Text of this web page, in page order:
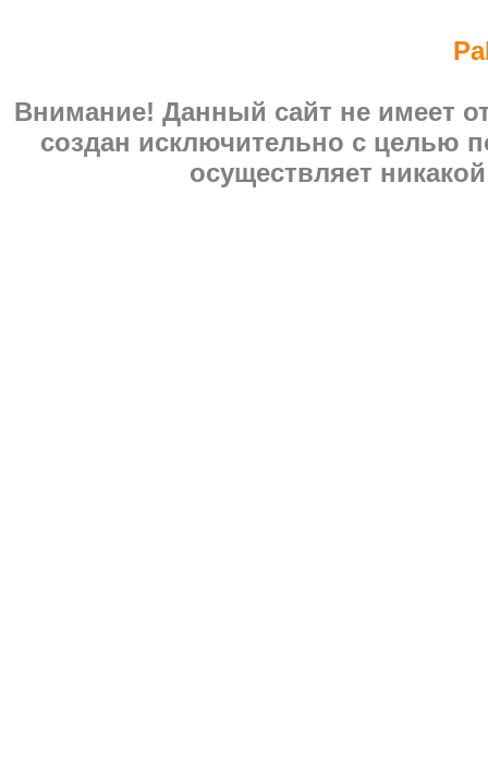
Внимание! Данный сайт не имеет
создан исключительно с целью
осуществляет